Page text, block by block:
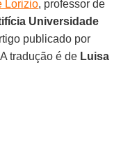
Lorizio, professor de
Universidade
publicado por
tradução é de Luisa